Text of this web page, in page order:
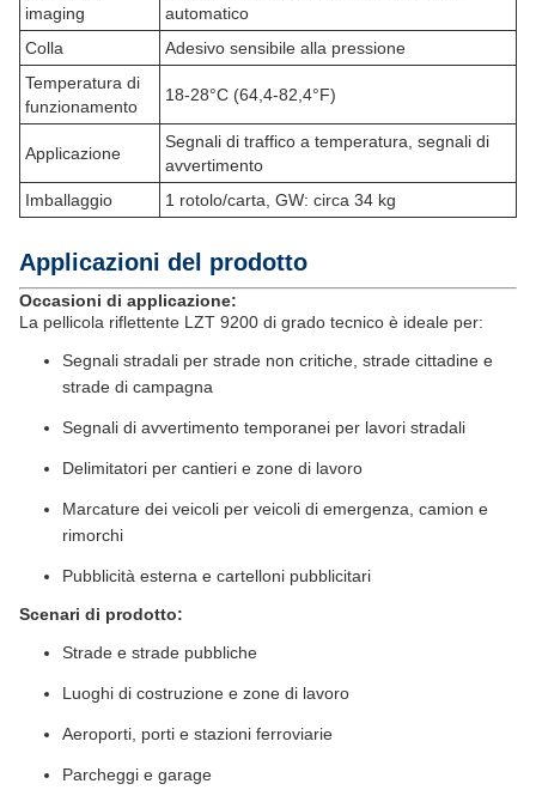
imaging
automatico
Colla
Adesivo sensibile alla pressione
Temperatura di
funzionamento
18-28°C (64,4-82,4°F)
Applicazione
Segnali di traffico a temperatura, segnali di
avvertimento
Imballaggio
1 rotolo/carta, GW: circa 34 kg
Applicazioni del prodotto
Occasioni di applicazione:
La pellicola riflettente LZT 9200 di grado tecnico è ideale per:
Segnali stradali per strade non critiche, strade cittadine e
strade di campagna
Segnali di avvertimento temporanei per lavori stradali
Delimitatori per cantieri e zone di lavoro
Marcature dei veicoli per veicoli di emergenza, camion e
rimorchi
Pubblicità esterna e cartelloni pubblicitari
Scenari di prodotto:
Strade e strade pubbliche
Luoghi di costruzione e zone di lavoro
Aeroporti, porti e stazioni ferroviarie
Parcheggi e garage